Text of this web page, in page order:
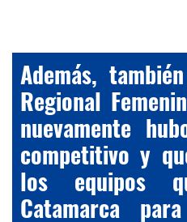
Además,
Regional
nuevamente
competitivo y
los equipos
Catamarca